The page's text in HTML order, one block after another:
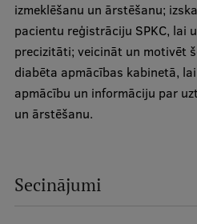
izmeklēšanu un ārstēšanu;
pacientu reģistrāciju SPKC, lai
precizitāti; veicināt un motivēt
diabēta apmācības kabinetā,
apmācību un informāciju par
un ārstēšanu.
Secinājumi